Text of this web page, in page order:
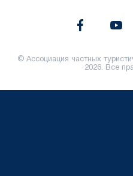
© Ассоциация частных
2026. Все